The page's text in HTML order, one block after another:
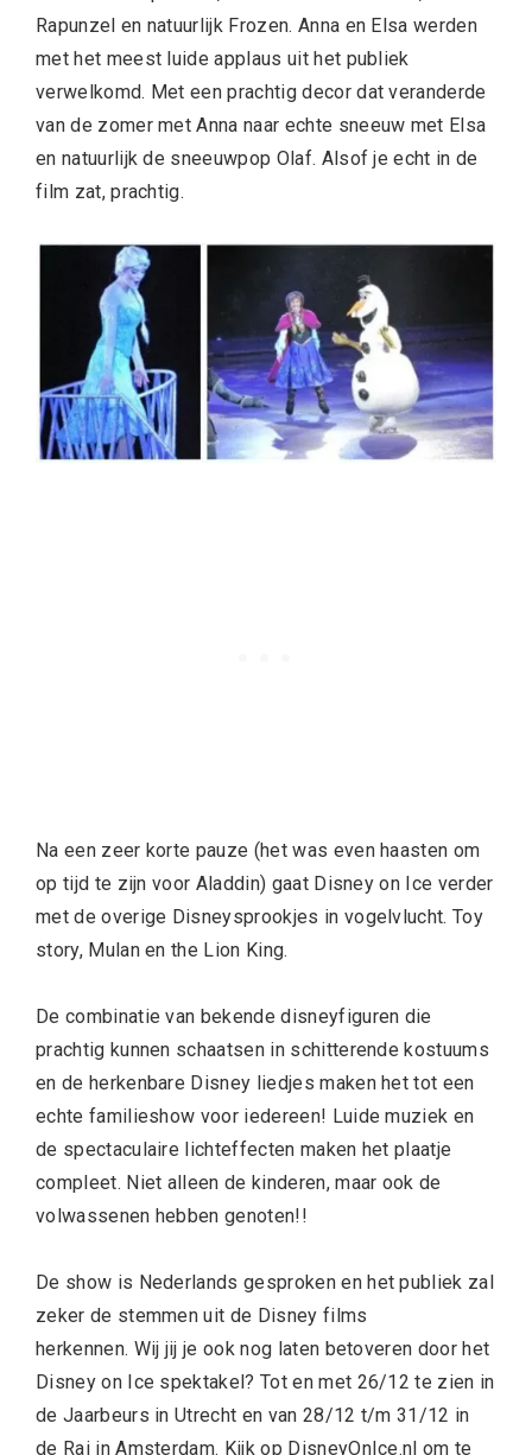
Rapunzel en natuurlijk Frozen. Anna en Elsa werden
met het meest luide applaus uit het publiek
verwelkomd. Met een prachtig decor dat veranderde
van de zomer met Anna naar echte sneeuw met Elsa
en natuurlijk de sneeuwpop Olaf. Alsof je echt in de
film zat, prachtig.
Na een zeer korte pauze (het was even haasten om
op tijd te zijn voor Aladdin) gaat Disney on Ice verder
met de overige Disneysprookjes in vogelvlucht. Toy
story, Mulan en the Lion King.
De combinatie van bekende disneyfiguren die
prachtig kunnen schaatsen in schitterende kostuums
en de herkenbare Disney liedjes maken het tot een
echte familieshow voor iedereen! Luide muziek en
de spectaculaire lichteffecten maken het plaatje
compleet. Niet alleen de kinderen, maar ook de
volwassenen hebben genoten!!
De show is Nederlands gesproken en het publiek zal
zeker de stemmen uit de Disney films
herkennen. Wij jij je ook nog laten betoveren door het
Disney on Ice spektakel? Tot en met 26/12 te zien in
de Jaarbeurs in Utrecht en van 28/12 t/m 31/12 in
de Rai in Amsterdam. Kijk op DisneyOnIce.nl om te